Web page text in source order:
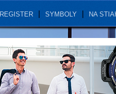
REGISTER SYMBOLY NA